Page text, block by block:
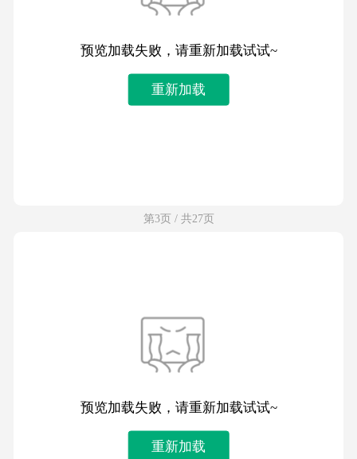
预览加载失败，请重新加载试试~
重新加载
第3页 / 共27页
预览加载失败，请重新加载试试~
重新加载